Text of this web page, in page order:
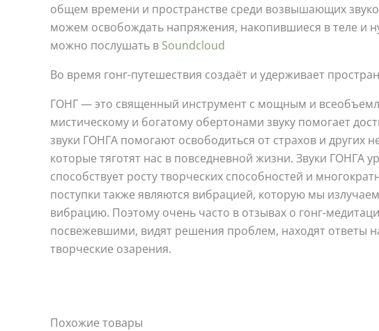
общем времени и пространстве среди возвышающих
можем освобождать напряжения, накопившиеся в теле и
можно послушать в Soundcloud
Во время гонг-путешествия создаёт и удерживает
ГОНГ — это священный инструмент с мощным и
мистическому и богатому обертонами звуку помогает
звуки ГОНГА помогают освободиться от страхов и других
которые тяготят нас в повседневной жизни. Звуки ГОНГА
способствует росту творческих способностей и
поступки также являются вибрацией, которую мы
вибрацию. Поэтому очень часто в отзывах о гонг-
посвежевшими, видят решения проблем, находят ответы
творческие озарения.
Похожие товары